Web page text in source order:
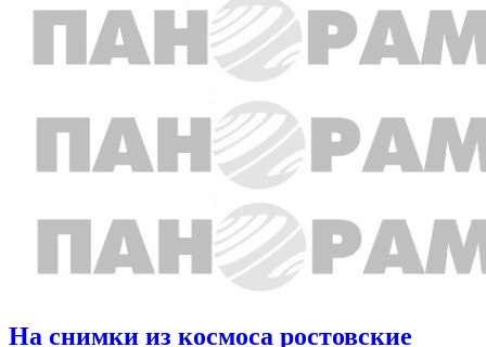
На снимки из космоса ростовские